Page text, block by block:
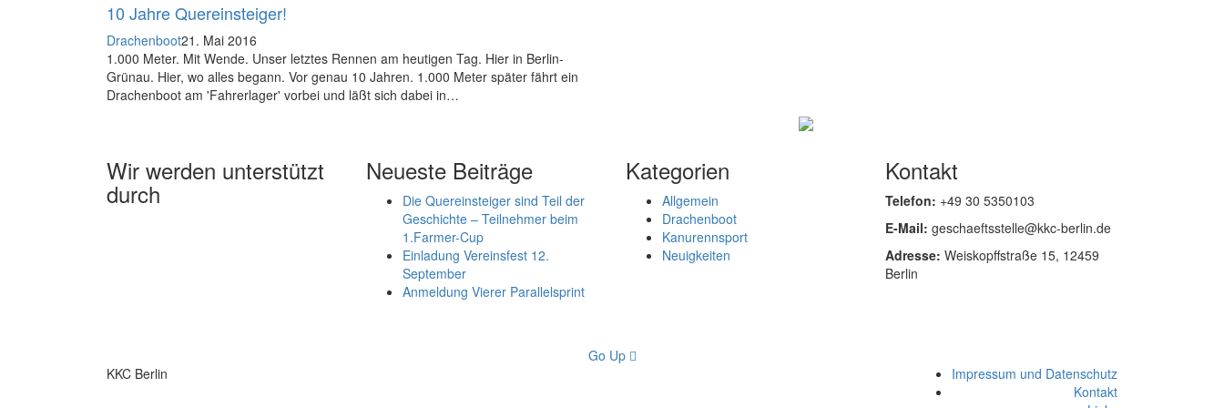
10 Jahre Quereinsteiger!
Drachenboot21. Mai 2016
1.000 Meter. Mit Wende. Unser letztes Rennen am heutigen Tag. Hier in Berlin-
Grünau. Hier, wo alles begann. Vor genau 10 Jahren. 1.000 Meter später fährt ein
Drachenboot am 'Fahrerlager' vorbei und läßt sich dabei in…
Wir werden unterstützt
durch
Neueste Beiträge
Die Quereinsteiger sind Teil der
Geschichte – Teilnehmer beim
1.Farmer-Cup
Einladung Vereinsfest 12.
September
Anmeldung Vierer Parallelsprint
Kategorien
Allgemein
Drachenboot
Kanurennsport
Neuigkeiten
Kontakt
Telefon: +49 30 5350103
E-Mail: geschaeftsstelle@kkc-berlin.de
Adresse: Weiskopffstraße 15, 12459
Berlin
Go Up
KKC Berlin
Impressum und Datenschutz
Kontakt